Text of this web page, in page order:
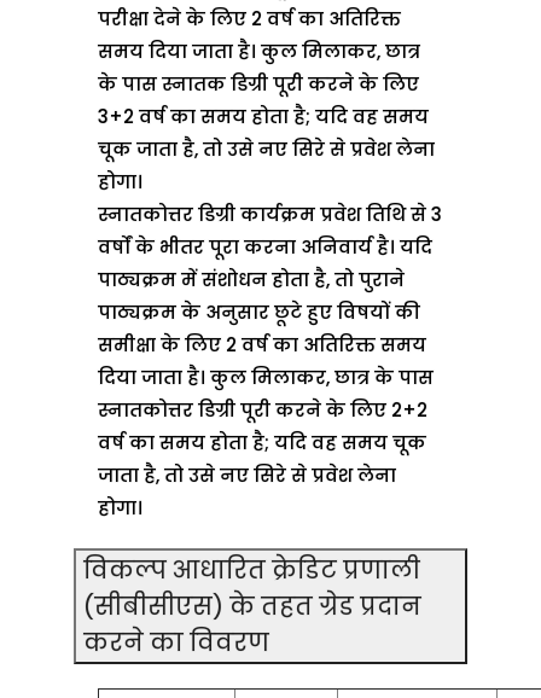
परीक्षा देने के लिए 2 वर्ष का अतिरिक्त
समय दिया जाता है। कुल मिलाकर, छात्र
के पास स्नातक डिग्री पूरी करने के लिए
3+2 वर्ष का समय होता है; यदि वह समय
चूक जाता है, तो उसे नए सिरे से प्रवेश लेना
होगा।
स्नातकोत्तर डिग्री कार्यक्रम प्रवेश तिथि से 3
वर्षों के भीतर पूरा करना अनिवार्य है। यदि
पाठ्यक्रम में संशोधन होता है, तो पुराने
पाठ्यक्रम के अनुसार छूटे हुए विषयों की
समीक्षा के लिए 2 वर्ष का अतिरिक्त समय
दिया जाता है। कुल मिलाकर, छात्र के पास
स्नातकोत्तर डिग्री पूरी करने के लिए 2+2
वर्ष का समय होता है; यदि वह समय चूक
जाता है, तो उसे नए सिरे से प्रवेश लेना
होगा।
विकल्प आधारित क्रेडिट प्रणाली
(सीबीसीएस) के तहत ग्रेड प्रदान
करने का विवरण